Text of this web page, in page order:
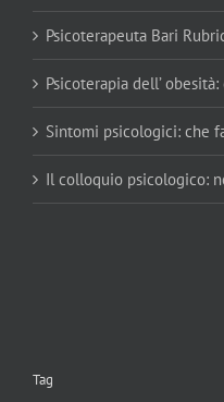
Psicoterapeuta Bari
Psicoterapia dell’
Sintomi psicologici: che
Il colloquio psicologico:
Tag